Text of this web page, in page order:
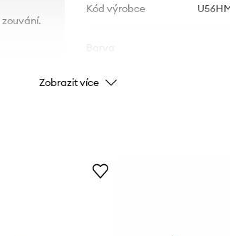
Kód výrobce
Značka
ID produktu
Zobrazit více